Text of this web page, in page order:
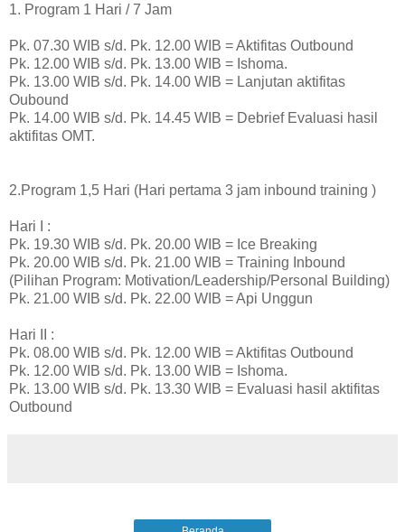
1. Program 1 Hari / 7 Jam
Pk. 07.30 WIB s/d. Pk. 12.00 WIB = Aktifitas Outbound
Pk. 12.00 WIB s/d. Pk. 13.00 WIB = Ishoma.
Pk. 13.00 WIB s/d. Pk. 14.00 WIB = Lanjutan aktifitas
Oubound
Pk. 14.00 WIB s/d. Pk. 14.45 WIB = Debrief Evaluasi hasil
aktifitas OMT.
2.Program 1,5 Hari (Hari pertama 3 jam inbound training )
Hari I :
Pk. 19.30 WIB s/d. Pk. 20.00 WIB = Ice Breaking
Pk. 20.00 WIB s/d. Pk. 21.00 WIB = Training Inbound
(Pilihan Program: Motivation/Leadership/Personal Building)
Pk. 21.00 WIB s/d. Pk. 22.00 WIB = Api Unggun
Hari II :
Pk. 08.00 WIB s/d. Pk. 12.00 WIB = Aktifitas Outbound
Pk. 12.00 WIB s/d. Pk. 13.00 WIB = Ishoma.
Pk. 13.00 WIB s/d. Pk. 13.30 WIB = Evaluasi hasil aktifitas
Outbound